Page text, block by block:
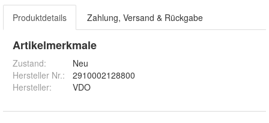
Produktdetails Zahlung, Versand & Rückgabe
Artikelmerkmale
Zustand:
Neu
Hersteller Nr.:
2910002128800
Hersteller: VDO